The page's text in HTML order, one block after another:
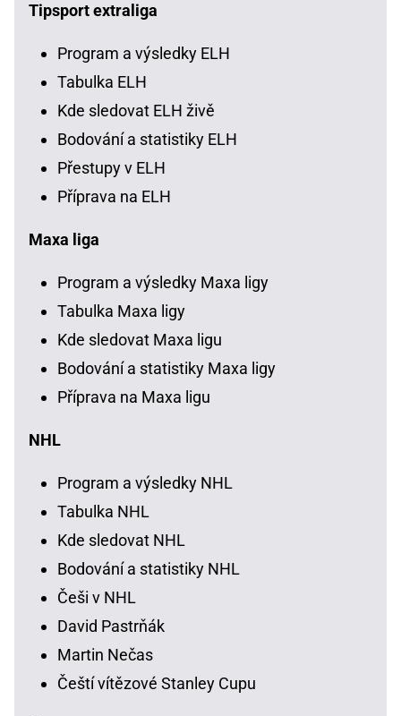
Tipsport extraliga
Program a výsledky ELH
Tabulka ELH
Kde sledovat ELH živě
Bodování a statistiky ELH
Přestupy v ELH
Příprava na ELH
Maxa liga
Program a výsledky Maxa ligy
Tabulka Maxa ligy
Kde sledovat Maxa ligu
Bodování a statistiky Maxa ligy
Příprava na Maxa ligu
NHL
Program a výsledky NHL
Tabulka NHL
Kde sledovat NHL
Bodování a statistiky NHL
Češi v NHL
David Pastrňák
Martin Nečas
Čeští vítězové Stanley Cupu